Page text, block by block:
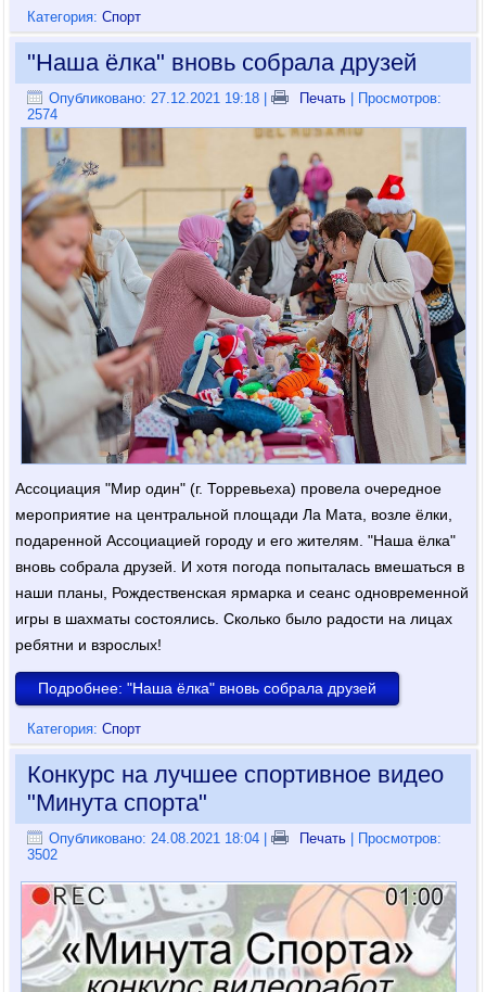
Категория:Спорт
"Наша ёлка" вновь собрала друзей
Опубликовано: 27.12.2021 19:18 | Печать
| Просмотров:
2574
Ассоциация "Мир один" (г. Торревьеха) провела очередное
мероприятие на центральной площади Ла Мата, возле ёлки,
подаренной Ассоциацией городу и его жителям. "Наша ёлка"
вновь собрала друзей. И хотя погода попыталась вмешаться в
наши планы, Рождественская ярмарка и сеанс одновременной
игры в шахматы состоялись. Сколько было радости на лицах
ребятни и взрослых!
Подробнее: "Наша ёлка" вновь собрала друзей
Категория:Спорт
Конкурс на лучшее спортивное видео
"Минута спорта"
Опубликовано: 24.08.2021 18:04 | Печать | Просмотров:
3502